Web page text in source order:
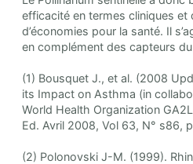
efficacité en termes cliniques et
d’économies pour la santé. Il
en complément des capteurs du
(1) Bousquet J., et al. (2008
its Impact on Asthma (in
World Health Organization
Ed. Avril 2008, Vol 63, N° s86,
(2) Polonovski J-M. (1999).